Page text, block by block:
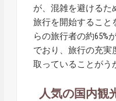
が、混雑を避けるた
旅行を開始すること
らの旅行者の約65%
でおり、旅行の充実
取っていることがう
人気の国内観